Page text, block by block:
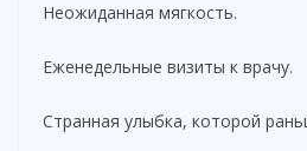
Неожиданная мягкость.
Еженедельные визиты к врачу.
Странная улыбка, которой